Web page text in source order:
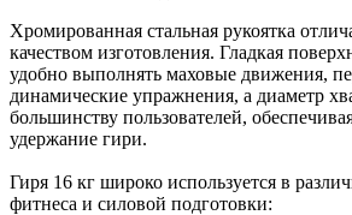
Хромированная стальная рукоятка
качеством изготовления. Гладкая
удобно выполнять маховые движения,
динамические упражнения, а диаметр
большинству пользователей,
удержание гири.
Гиря 16 кг широко используется в
фитнеса и силовой подготовки: